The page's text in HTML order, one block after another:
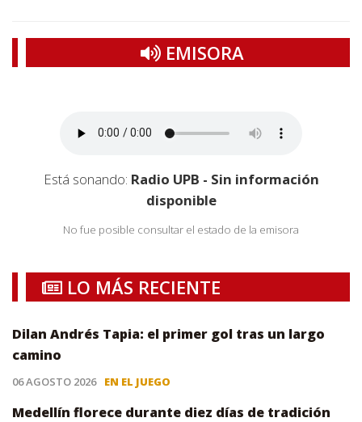
EMISORA
Está sonando: Radio UPB - Sin información
disponible
No fue posible consultar el estado de la emisora
LO MÁS RECIENTE
Dilan Andrés Tapia: el primer gol tras un largo
camino
06 AGOSTO 2026 EN EL JUEGO
Medellín florece durante diez días de tradición